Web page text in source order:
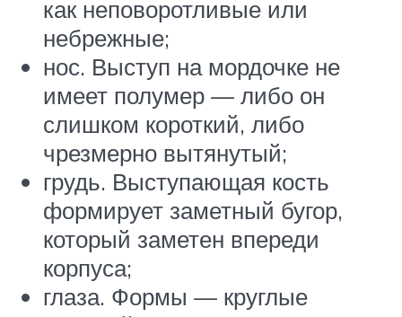
как неповоротливые или
небрежные;
нос. Выступ на мордочке не
имеет полумер — либо он
слишком короткий, либо
чрезмерно вытянутый;
грудь. Выступающая кость
формирует заметный бугор,
который заметен впереди
корпуса;
глаза. Формы — круглые